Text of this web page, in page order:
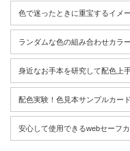
色で迷ったときに重宝するイメ
ランダムな色の組み合わせカラ
身近なお手本を研究して配色上
配色実験！色見本サンプルカード
安心して使用できるwebセーフ